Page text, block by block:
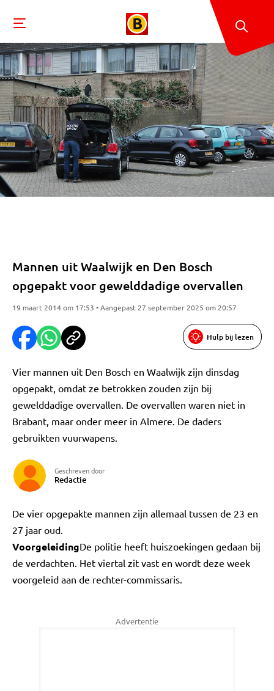
Mannen uit Waalwijk en Den Bosch
opgepakt voor gewelddadige overvallen
19 maart 2014 om 17:53 • Aangepast 27 september 2025 om 20:57
Hulp bij lezen
Vier mannen uit Den Bosch en Waalwijk zijn dinsdag
opgepakt, omdat ze betrokken zouden zijn bij
gewelddadige overvallen. De overvallen waren niet in
Brabant, maar onder meer in Almere. De daders
gebruikten vuurwapens.
Geschreven door
Redactie
De vier opgepakte mannen zijn allemaal tussen de 23 en
27 jaar oud.
VoorgeleidingDe politie heeft huiszoekingen gedaan bij
de verdachten. Het viertal zit vast en wordt deze week
voorgeleid aan de rechter-commissaris.
Advertentie